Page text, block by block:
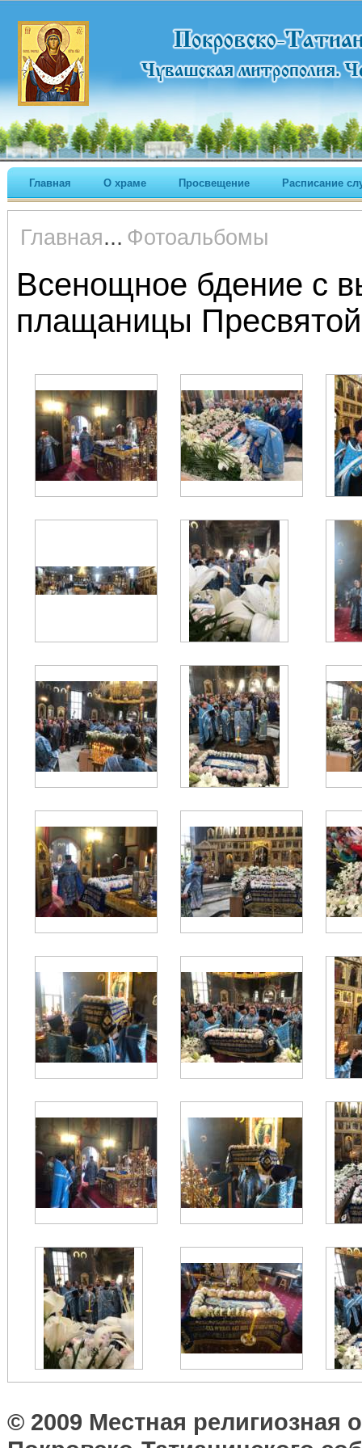
Главная О храме Просвещение Расписание
Главная... Фотоальбомы
Всенощное бдение с
плащаницы
© 2009 Местная религиозная